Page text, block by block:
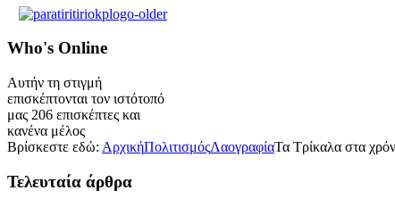
Who's Online
Αυτήν τη στιγμή
επισκέπτονται τον ιστότοπό
μας 206 επισκέπτες και
κανένα μέλος
Βρίσκεστε εδώ: ΑρχικήΠολιτισμόςΛαογραφίαΤα Τρίκαλα στα
Τελευταία άρθρα